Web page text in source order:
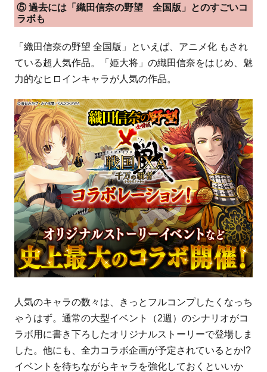
⑤ 過去には「織田信奈の野望 全国版」とのすごいコ
ラボも
「織田信奈の野望 全国版」といえば、アニメ化 もされ
ている超人気作品。「姫大将」の織田信奈をはじめ、魅
力的なヒロインキャラが人気の作品。
人気のキャラの数々は、きっとフルコンプしたくなっち
ゃうはず。通常の大型イベント（2週）のシナリオがコ
ラボ用に書き下ろしたオリジナルストーリーで登場しま
した。他にも、全力コラボ企画が予定されているとか!?
イベントを待ちながらキャラを強化しておくといいか